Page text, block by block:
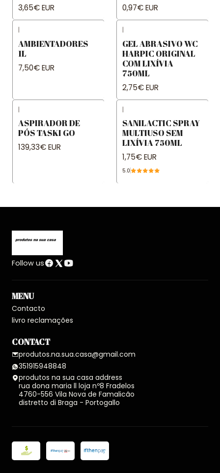
3,65€ EUR 0,97€ EUR
|
AMBIENTADORES
1L
7,50€ EUR
|
GEL ABRASIVO WC
HARPIC ORIGINAL
COM LIXÍVIA
750ML
2,75€ EUR
|
ASPIRADOR DE
PÓS TASKI GO
139,33€ EUR
|
SANILACTIC SPRAY
MULTIUSO SEM
LIXÍVIA 750ML
1,75€ EUR
5.0
Follow us
MENU
Contacto
livro reclamações
CONTACT
produtos.na.sua.casa@gmail.com
351915948848
produtos na sua casa address
rua dona maria ll loja nº8 Fradelos
4760-556 Vila Nova de Famalicão
distretto di Braga - Portogallo